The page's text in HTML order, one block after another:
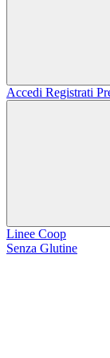
Accedi Registrati
Linee Coop
Senza Glutine